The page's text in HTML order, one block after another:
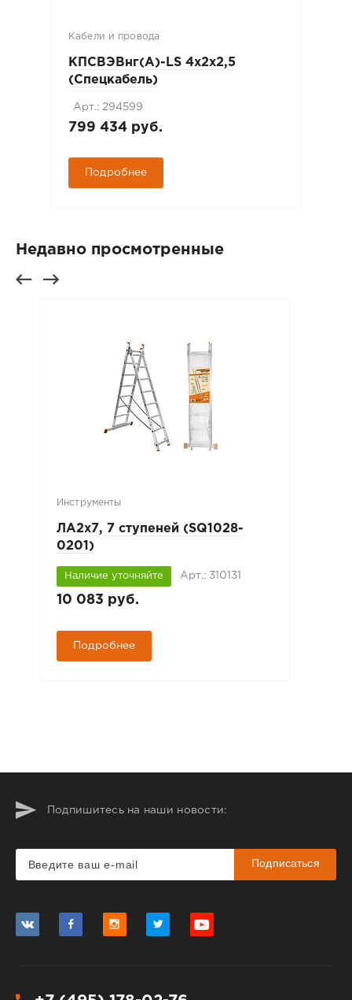
Кабели и провода
КПСВЭВнг(А)-LS 4х2х2,5
(Спецкабель)
Арт.: 294599
799 434 руб.
Подробнее
Недавно просмотренные
Инструменты
ЛА2х7, 7 ступеней (SQ1028-
0201)
Наличие уточняйте Арт.: 310131
10 083 руб.
Подробнее
Подпишитесь на наши новости:
Подписаться